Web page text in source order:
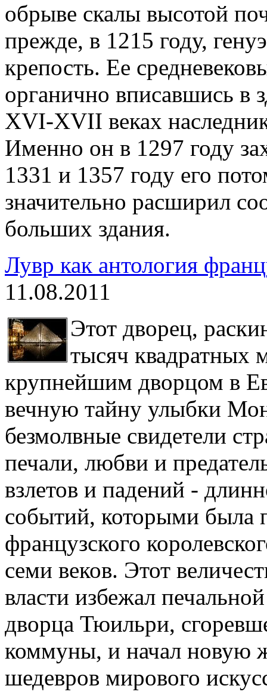
обрыве скалы высотой
прежде, в 1215 году,
крепость. Ее
органично вписавшись в
XVI-XVII веках
Именно он в 1297 году
1331 и 1357 году его
значительно расширил
больших здания.
Лувр как антология
11.08.2011
Этот дворец,
тысяч квадратных
крупнейшим дворцом в
вечную тайну улыбки
безмолвные свидетели
печали, любви и
взлетов и падений -
событий, которыми была
французского
семи веков. Этот
власти избежал
дворца Тюильри,
коммуны, и начал новую
шедевров мирового